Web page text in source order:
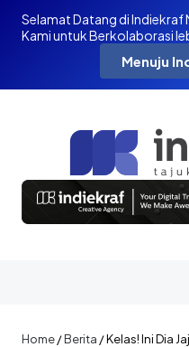
Selamat Datang di Indiekraf
Kami untuk Berkolaborasi
Menuju
Home/Berita /Kelas! Ini Dia